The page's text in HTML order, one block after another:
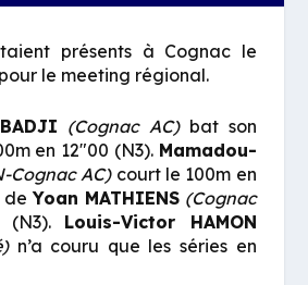
présents à Cognac le
le meeting régional.
(Cognac AC)bat son
en 12″00 (N3). Mamadou-
Cognac AC)court le 100m en
deYoan MATHIENS (Cognac
Louis-Victor HAMON
n’a couru que les séries en